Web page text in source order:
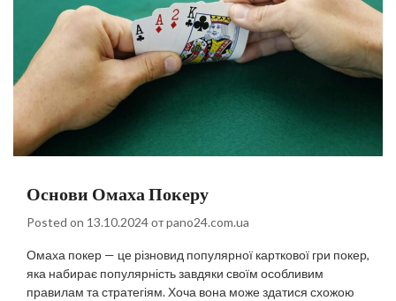
Основи Омаха Покеру
Posted on 13.10.2024отpano24.com.ua
Омаха покер — це різновид популярної карткової гри покер,
яка набирає популярність завдяки своїм особливим
правилам та стратегіям. Хоча вона може здатися схожою